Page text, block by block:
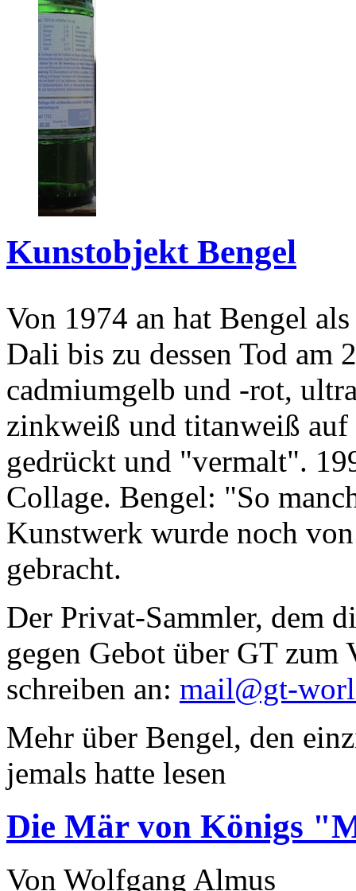
Kunstobjekt Bengel
Von 1974 an hat Bengel
Dali bis zu dessen Tod am
cadmiumgelb und -rot,
zinkweiß und titanweiß
gedrückt und "vermalt".
Collage. Bengel: "So
Kunstwerk wurde noch
gebracht.
Der Privat-Sammler, dem
gegen Gebot über GT zum
schreiben an: mail@gt-
Mehr über Bengel, den
jemals hatte lesen
Die Mär von Königs
Von Wolfgang Almus